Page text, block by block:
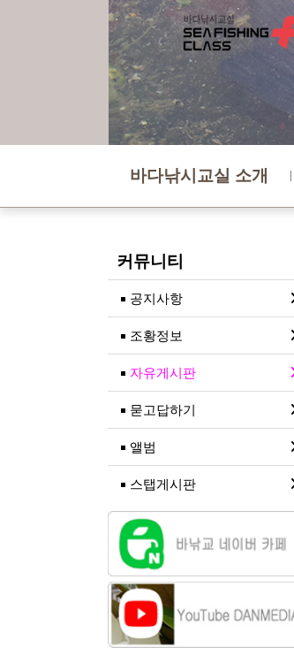
바다낚시교실 소개
커뮤니티
공지사항
조황정보
자유게시판
묻고답하기
앨범
스탭게시판